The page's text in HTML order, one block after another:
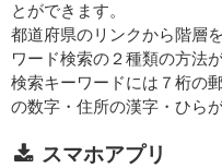
とができます。
都道府県のリンクから階層
ワード検索の２種類の方法
検索キーワードには７桁の
の数字・住所の漢字・ひら
スマホアプリ